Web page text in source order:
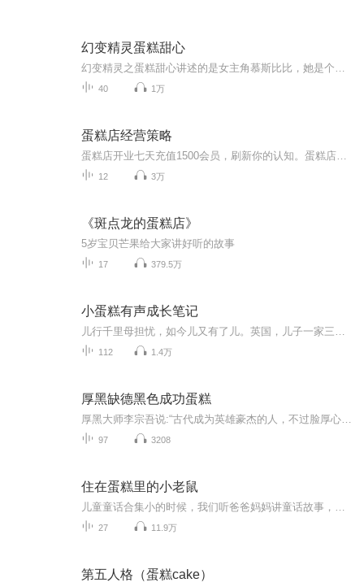
幻变精灵蛋糕甜心
40 1万
蛋糕店经营策略
12 3万
《斑点龙的蛋糕店》
5岁宝贝芒果给大家讲好听的故事
17 379.5万
小蛋糕有声成长笔记
112 1.4万
厚黑缺德黑色成功蛋糕
97 3208
住在蛋糕里的小老鼠
27 11.9万
第五人格（蛋糕cake）